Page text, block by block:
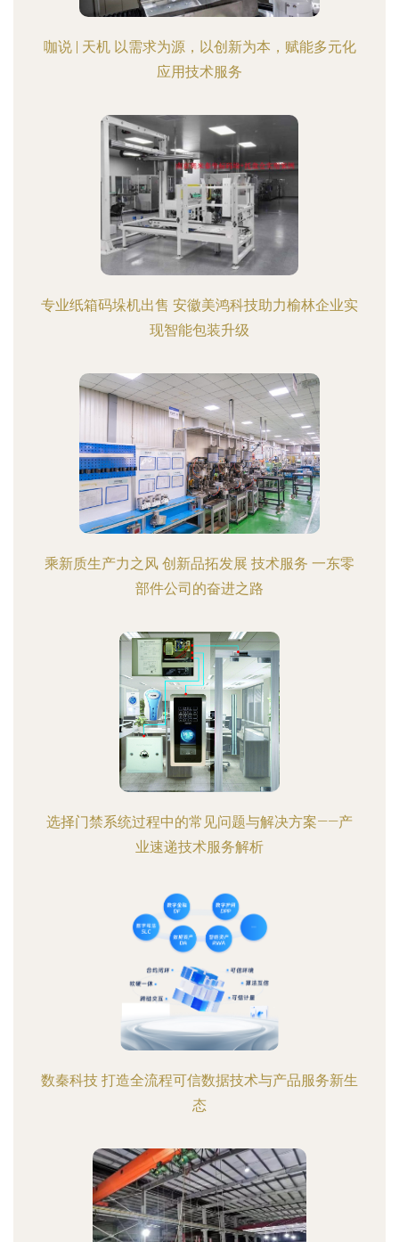
咖说 | 天机 以需求为源，以创新为本，赋能多元化
应用技术服务
专业纸箱码垛机出售 安徽美鸿科技助力榆林企业实
现智能包装升级
乘新质生产力之风 创新品拓发展 技术服务 一东零
部件公司的奋进之路
选择门禁系统过程中的常见问题与解决方案——产
业速递技术服务解析
数秦科技 打造全流程可信数据技术与产品服务新生
态